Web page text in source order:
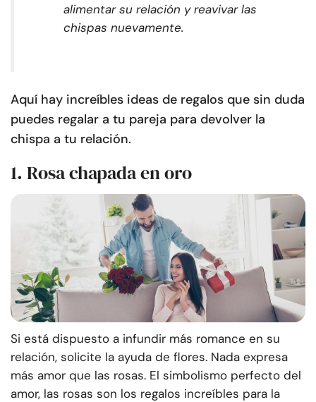
alimentar su relación y reavivar las
chispas nuevamente.
Aquí hay increíbles ideas de regalos que sin duda
puedes regalar a tu pareja para devolver la
chispa a tu relación.
1. Rosa chapada en oro
Si está dispuesto a infundir más romance en su
relación, solicite la ayuda de flores. Nada expresa
más amor que las rosas. El simbolismo perfecto del
amor, las rosas son los regalos increíbles para la